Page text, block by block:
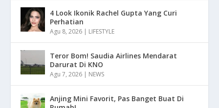
4 Look Ikonik Rachel Gupta Yang Curi
Perhatian
Agu 8, 2026 | LIFESTYLE
Teror Bom! Saudia Airlines Mendarat
Darurat Di KNO
Agu 7, 2026 | NEWS
Anjing Mini Favorit, Pas Banget Buat Di